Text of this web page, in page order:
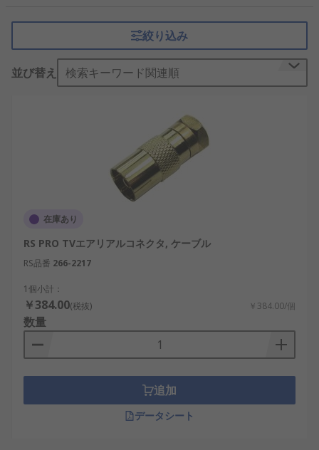
収められます。誘電体は箔シールドと銅編組で覆わ
れており、優れたEMIシールドを実現しています。
アンテナコネクタの形状
ングルの両方のプラグ（オス）とソケット（メス）
アンテナコネクタの取り付け方法
通常、アンテナコネクタをケーブルに取り付けてか
ナコネクタにはプッシュオンタイプのものもありま
すが、この終端方法では、信頼性の高い接続が得ら
れるとは限りません。一方、圧着タイプのアンテナ
コネクタは、信頼性の高い接続を実現し、テレビ・
衛星放送用ケーブル、エンドレシーバー接続に使用
されています。
絞り込み
並び替え 検索キーワード関連順
在庫あり
RS PRO TVエアリアルコネクタ, ケーブル
RS品番 266-2217
1個小計：
￥384.00(税抜) ￥384.00/個
数量
追加
データシート